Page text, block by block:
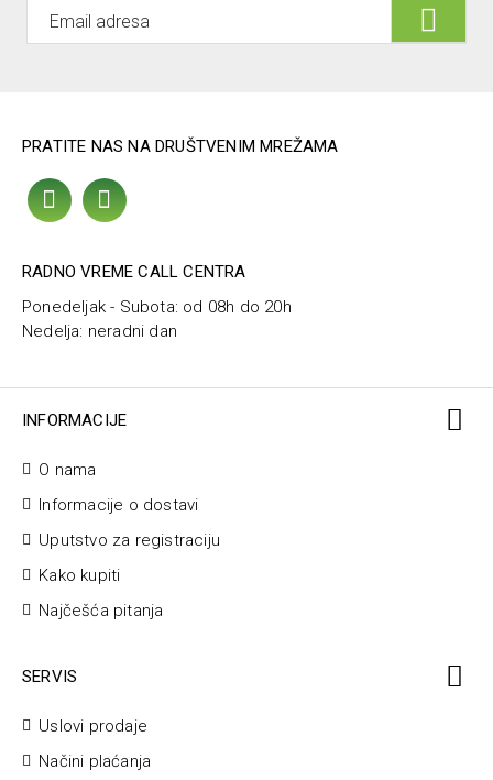
PRATITE NAS NA DRUŠTVENIM MREŽAMA
RADNO VREME CALL CENTRA
Ponedeljak - Subota: od 08h do 20h
Nedelja: neradni dan
INFORMACIJE
O nama
Informacije o dostavi
Uputstvo za registraciju
Kako kupiti
Najčešća pitanja
SERVIS
Uslovi prodaje
Načini plaćanja